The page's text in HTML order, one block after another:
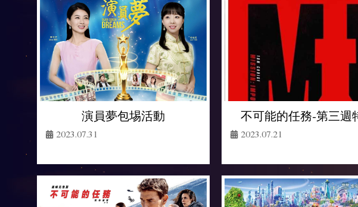
演員夢包埸活動
2023.07.31
不可能的任務-第三週
2023.07.21